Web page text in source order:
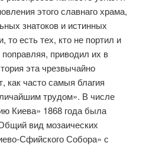
этого славнаго храма,
знатоков и истинных
то есть тех, кто не портил и
приводил их в
эта чрезвычайно
как часто самыя благия
трудом». В числе
Киева» 1868 года была
вид мозаических
Сфийского Собора» с